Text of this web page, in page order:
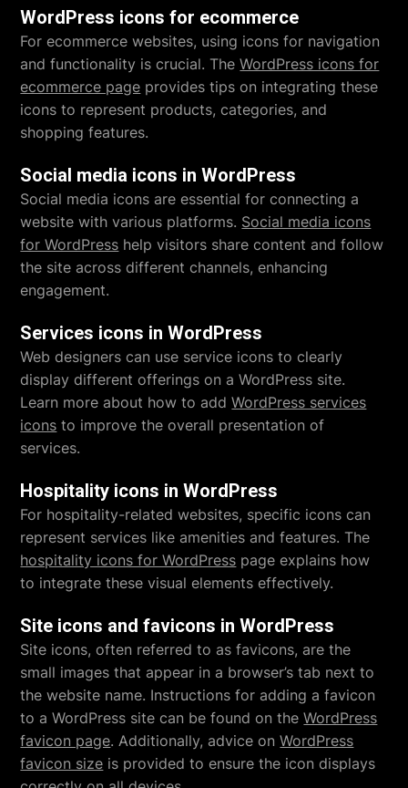
WordPress icons for ecommerce
For ecommerce websites, using icons for navigation
and functionality is crucial. TheWordPress icons for
ecommerce page provides tips on integrating these
icons to represent products, categories, and
shopping features.
Social media icons in WordPress
Social media icons are essential for connecting a
website with various platforms. Social media icons
for WordPress help visitors share content and follow
the site across different channels, enhancing
engagement.
Services icons in WordPress
Web designers can use service icons to clearly
display different offerings on a WordPress site.
Learn more about how to addWordPress services
icons to improve the overall presentation of
services.
Hospitality icons in WordPress
For hospitality-related websites, specific icons can
represent services like amenities and features. The
hospitality icons for WordPress page explains how
to integrate these visual elements effectively.
Site icons and favicons in WordPress
Site icons, often referred to as favicons, are the
small images that appear in a browser’s tab next to
the website name. Instructions for adding a favicon
to a WordPress site can be found on theWordPress
favicon page. Additionally, advice onWordPress
favicon size is provided to ensure the icon displays